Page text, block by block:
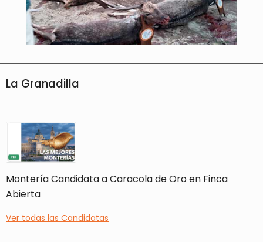
La Granadilla
Montería Candidata a Caracola de Oro en Finca
Abierta
Ver todas las Candidatas